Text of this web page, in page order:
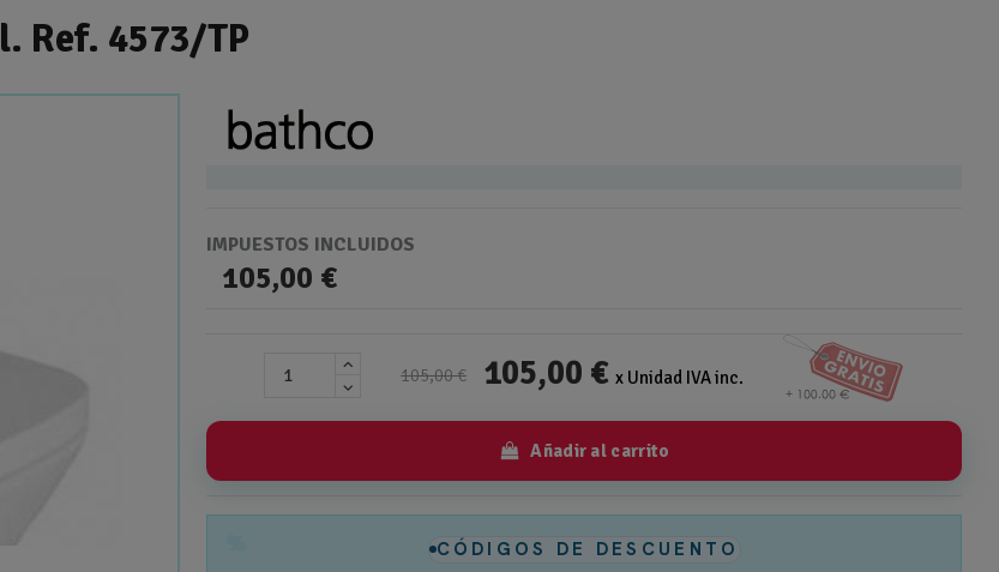
Ref. 4573/TP
IMPUESTOS INCLUIDOS
105,00 €
105,00 € 105,00 €x Unidad IVA inc.
Añadir al carrito
CÓDIGOS DE DESCUENTO